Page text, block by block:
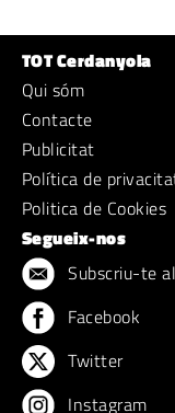
TOT Cerdanyola
Qui sóm
Contacte
Publicitat
Política de
Politica de Cookies
Segueix-nos
Subscriu-te
Facebook
Twitter
Instagram